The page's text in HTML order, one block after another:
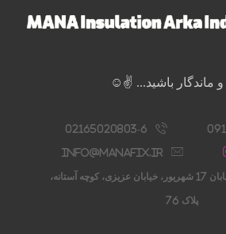
و ماندگار باشید... ✌️☺️
02165020803-6
info@manafix.ir
تهران، شادآباد، خیابان 17 شهریور، خیابان عزیزی، کوچه آستانه،
پلاک 76